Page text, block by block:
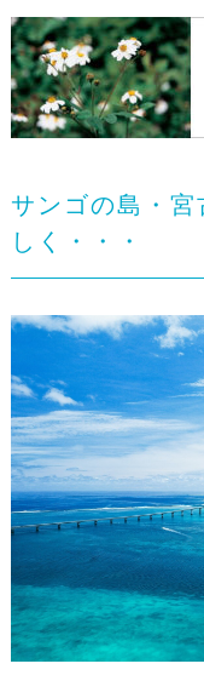
サンゴの島・
しく・・・